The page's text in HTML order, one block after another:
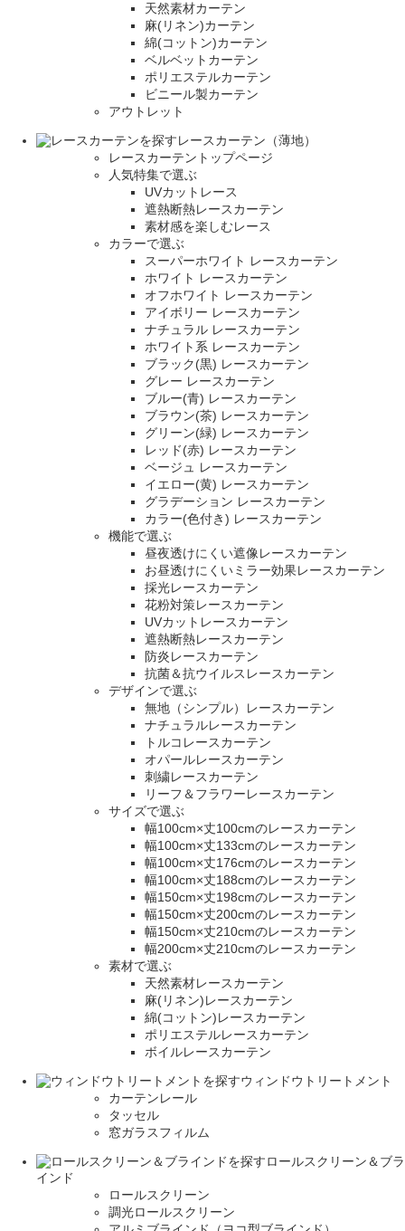
天然素材カーテン
麻(リネン)カーテン
綿(コットン)カーテン
ベルベットカーテン
ポリエステルカーテン
ビニール製カーテン
アウトレット
レースカーテン（薄地）
レースカーテントップページ
人気特集で選ぶ
UVカットレース
遮熱断熱レースカーテン
素材感を楽しむレース
カラーで選ぶ
スーパーホワイト レースカーテン
ホワイト レースカーテン
オフホワイト レースカーテン
アイボリー レースカーテン
ナチュラル レースカーテン
ホワイト系 レースカーテン
ブラック(黒) レースカーテン
グレー レースカーテン
ブルー(青) レースカーテン
ブラウン(茶) レースカーテン
グリーン(緑) レースカーテン
レッド(赤) レースカーテン
ベージュ レースカーテン
イエロー(黄) レースカーテン
グラデーション レースカーテン
カラー(色付き) レースカーテン
機能で選ぶ
昼夜透けにくい遮像レースカーテン
お昼透けにくいミラー効果レースカーテン
採光レースカーテン
花粉対策レースカーテン
UVカットレースカーテン
遮熱断熱レースカーテン
防炎レースカーテン
抗菌＆抗ウイルスレースカーテン
デザインで選ぶ
無地（シンプル）レースカーテン
ナチュラルレースカーテン
トルコレースカーテン
オパールレースカーテン
刺繍レースカーテン
リーフ＆フラワーレースカーテン
サイズで選ぶ
幅100cm×丈100cmのレースカーテン
幅100cm×丈133cmのレースカーテン
幅100cm×丈176cmのレースカーテン
幅100cm×丈188cmのレースカーテン
幅150cm×丈198cmのレースカーテン
幅150cm×丈200cmのレースカーテン
幅150cm×丈210cmのレースカーテン
幅200cm×丈210cmのレースカーテン
素材で選ぶ
天然素材レースカーテン
麻(リネン)レースカーテン
綿(コットン)レースカーテン
ポリエステルレースカーテン
ボイルレースカーテン
ウィンドウトリートメント
カーテンレール
タッセル
窓ガラスフィルム
ロールスクリーン＆ブラ
インド
ロールスクリーン
調光ロールスクリーン